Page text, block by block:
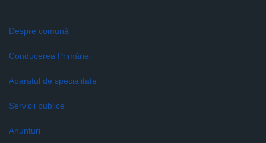
Despre comună
Conducerea Primăriei
Aparatul de specialitate
Servicii publice
Anunturi